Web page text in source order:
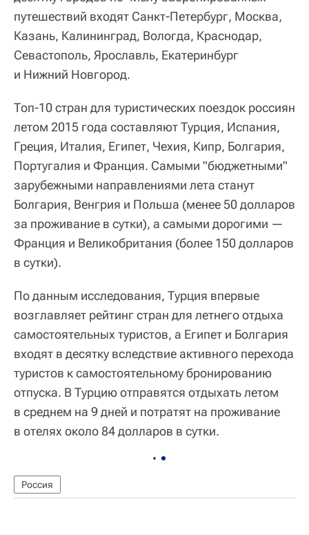
путешествий входят Санкт-Петербург, Москва,
Казань, Калининград, Вологда, Краснодар,
Севастополь, Ярославль, Екатеринбург
и Нижний Новгород.
Топ-10 стран для туристических поездок россиян
летом 2015 года составляют Турция, Испания,
Греция, Италия, Египет, Чехия, Кипр, Болгария,
Португалия и Франция. Самыми "бюджетными"
зарубежными направлениями лета станут
Болгария, Венгрия и Польша (менее 50 долларов
за проживание в сутки), а самыми дорогими —
Франция и Великобритания (более 150 долларов
в сутки).
По данным исследования, Турция впервые
возглавляет рейтинг стран для летнего отдыха
самостоятельных туристов, а Египет и Болгария
входят в десятку вследствие активного перехода
туристов к самостоятельному бронированию
отпуска. В Турцию отправятся отдыхать летом
в среднем на 9 дней и потратят на проживание
в отелях около 84 долларов в сутки.
Россия